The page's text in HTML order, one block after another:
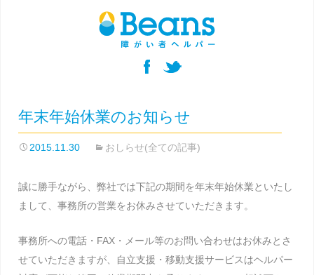
年末年始休業のお知らせ
2015.11.30 おしらせ(全ての記事)
誠に勝手ながら、弊社では下記の期間を年末年始休業といたし
まして、事務所の営業をお休みさせていただきます。
事務所への電話・FAX・メール等のお問い合わせはお休みとさ
せていただきますが、自立支援・移動支援サービスはヘルパー